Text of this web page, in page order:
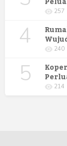
257
4 240
5 214